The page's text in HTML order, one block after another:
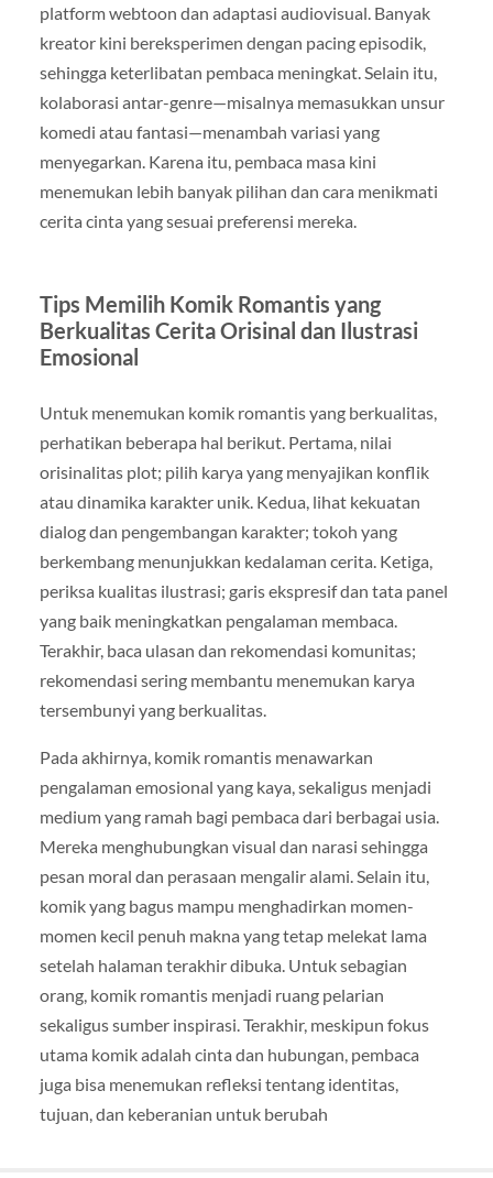
platform webtoon dan adaptasi audiovisual. Banyak
kreator kini bereksperimen dengan pacing episodik,
sehingga keterlibatan pembaca meningkat. Selain itu,
kolaborasi antar-genre—misalnya memasukkan unsur
komedi atau fantasi—menambah variasi yang
menyegarkan. Karena itu, pembaca masa kini
menemukan lebih banyak pilihan dan cara menikmati
cerita cinta yang sesuai preferensi mereka.
Tips Memilih Komik Romantis yang
Berkualitas Cerita Orisinal dan Ilustrasi
Emosional
Untuk menemukan komik romantis yang berkualitas,
perhatikan beberapa hal berikut. Pertama, nilai
orisinalitas plot; pilih karya yang menyajikan konflik
atau dinamika karakter unik. Kedua, lihat kekuatan
dialog dan pengembangan karakter; tokoh yang
berkembang menunjukkan kedalaman cerita. Ketiga,
periksa kualitas ilustrasi; garis ekspresif dan tata panel
yang baik meningkatkan pengalaman membaca.
Terakhir, baca ulasan dan rekomendasi komunitas;
rekomendasi sering membantu menemukan karya
tersembunyi yang berkualitas.
Pada akhirnya, komik romantis menawarkan
pengalaman emosional yang kaya, sekaligus menjadi
medium yang ramah bagi pembaca dari berbagai usia.
Mereka menghubungkan visual dan narasi sehingga
pesan moral dan perasaan mengalir alami. Selain itu,
komik yang bagus mampu menghadirkan momen-
momen kecil penuh makna yang tetap melekat lama
setelah halaman terakhir dibuka. Untuk sebagian
orang, komik romantis menjadi ruang pelarian
sekaligus sumber inspirasi. Terakhir, meskipun fokus
utama komik adalah cinta dan hubungan, pembaca
juga bisa menemukan refleksi tentang identitas,
tujuan, dan keberanian untuk berubah